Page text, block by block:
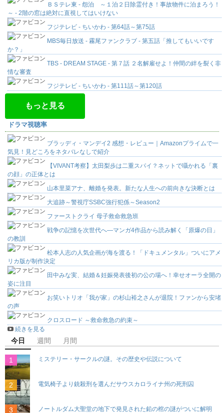
ＢＳテレ東 - 怨泊 ～１泊２日除霊付き！事故物件に泊まろう！
～ - 2階の窓は絶対に直視してはいけない
フジテレビ - ちいかわ - 第64話～第75話
MBS毎日放送 - 霧尾ファンクラブ - 第五話「推してもいいです
か？」
TBS - DREAM STAGE - 第７話 ２名解雇せよ！仲間の絆を裂く非
情な審査
フジテレビ - ちいかわ - 第111話～第120話
もっと見る
ドラマ視聴率
ブラッディ・マンデイ2 感想・レビュー｜Amazonプライムで一
気見！見どころをネタバレなしで紹介
【VIVANT考察】太田梨歩は二重スパイ？ネットで囁かれる「裏
の顔」の正体とは
山本里菜アナ、離婚を発表。新たな人生への前向きな決断とは
大追跡～警視庁SSBC強行犯係～Season2
ファーストクライ 母子救命救急班
戦争の記憶を次世代へ―マンガ4作品から読み解く「原爆の日」
の教訓
松本人志の人気企画が海を渡る！「ドキュメンタル」ついにアメ
リカ版が制作決定
田中みな実、結婚＆妊娠発表後初の公の場へ！幸せオーラ全開の
姿に注目
お笑いトリオ「我が家」の杉山裕之さんが退院！ファンから安堵
の声
クロスロード ～救命救急の約束～
続きを見る
今日 週間 月間
ミステリー・サークルの謎。その歴史や伝説について
電気椅子より銃殺刑を選んだサウスカロライナ州の死刑囚
ノートルダム大聖堂の地下で発見された鉛の棺の謎がついに解明